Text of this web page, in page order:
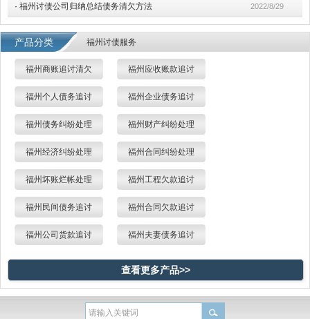
· 福州讨债公司归纳总结债务清欠方法 2022/8/29
产品分类 福州讨债服务
福州商账追讨清欠 福州应收账款追讨
福州个人债务追讨 福州企业债务追讨
福州债务纠纷处理 福州财产纠纷处理
福州经济纠纷处理 福州合同纠纷处理
福州坏账烂帐处理 福州工程欠款追讨
福州民间债务追讨 福州合同欠款追讨
福州公司货款追讨 福州夫妻债务追讨
查看更多产品>>